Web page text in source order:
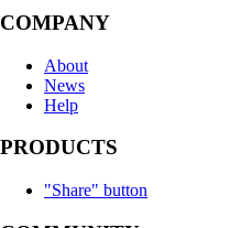
COMPANY
About
News
Help
PRODUCTS
"Share" button